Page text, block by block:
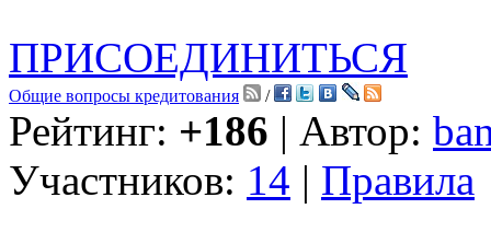
ПРИСОЕДИНИТЬСЯ
Общие вопросы кредитования /
Рейтинг: +186 | Автор:
Участников: 14 | Правила